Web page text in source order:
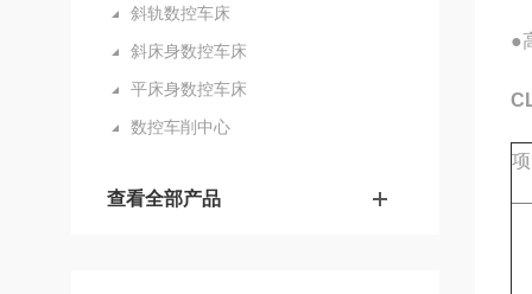
斜轨数控车床
斜床身数控车床
平床身数控车床
数控车削中心
查看全部产品
●